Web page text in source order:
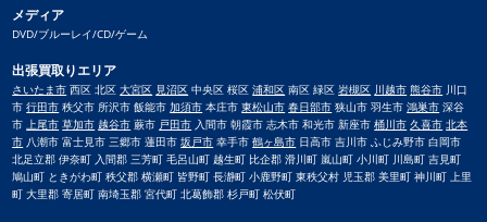
メディア
DVD/ブルーレイ/CD/ゲーム
出張買取りエリア
さいたま市 西区 北区大宮区 見沼区 中央区 桜区浦和区 南区 緑区岩槻区 川越市 熊谷市 川口
市行田市 秩父市 所沢市 飯能市加須市 本庄市東松山市 春日部市 狭山市 羽生市鴻巣市 深谷
市上尾市 草加市 越谷市 蕨市 戸田市 入間市 朝霞市 志木市 和光市 新座市桶川市 久喜市 北本
市 八潮市 富士見市 三郷市 蓮田市坂戸市 幸手市鶴ヶ島市 日高市 吉川市 ふじみ野市 白岡市
北足立郡 伊奈町 入間郡 三芳町 毛呂山町 越生町 比企郡 滑川町 嵐山町 小川町 川島町 吉見町
鳩山町 ときがわ町 秩父郡 横瀬町 皆野町 長瀞町 小鹿野町 東秩父村 児玉郡 美里町 神川町 上里
町 大里郡 寄居町 南埼玉郡 宮代町 北葛飾郡 杉戸町 松伏町